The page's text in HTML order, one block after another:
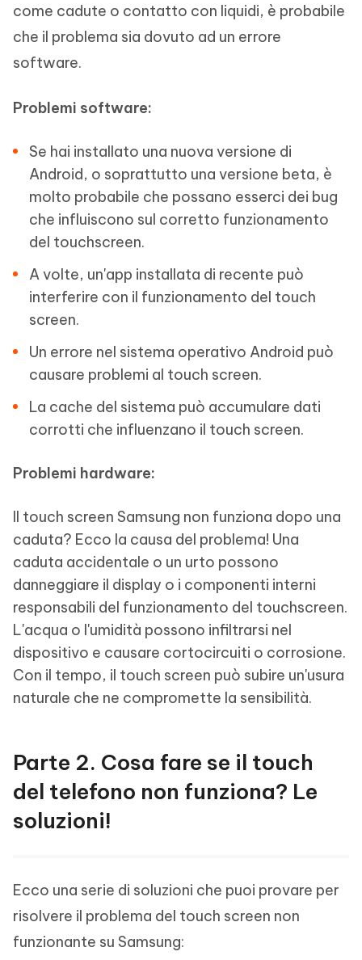
come cadute o contatto con liquidi, è probabile
che il problema sia dovuto ad un errore
software.
Problemi software:
Se hai installato una nuova versione di
Android, o soprattutto una versione beta, è
molto probabile che possano esserci dei bug
che influiscono sul corretto funzionamento
del touchscreen.
A volte, un'app installata di recente può
interferire con il funzionamento del touch
screen.
Un errore nel sistema operativo Android può
causare problemi al touch screen.
La cache del sistema può accumulare dati
corrotti che influenzano il touch screen.
Problemi hardware:
Il touch screen Samsung non funziona dopo una
caduta? Ecco la causa del problema! Una
caduta accidentale o un urto possono
danneggiare il display o i componenti interni
responsabili del funzionamento del touchscreen.
L'acqua o l'umidità possono infiltrarsi nel
dispositivo e causare cortocircuiti o corrosione.
Con il tempo, il touch screen può subire un'usura
naturale che ne compromette la sensibilità.
Parte 2. Cosa fare se il touch
del telefono non funziona? Le
soluzioni!
Ecco una serie di soluzioni che puoi provare per
risolvere il problema del touch screen non
funzionante su Samsung: